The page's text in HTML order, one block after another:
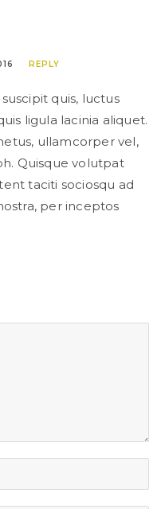
REPLY
quis, luctus
ligula lacinia aliquet.
ullamcorper vel,
Quisque volutpat
taciti sociosqu ad
per inceptos